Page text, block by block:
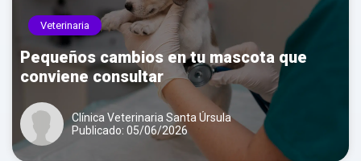
Veterinaria
Pequeños cambios en tu mascota que
conviene consultar
Clínica Veterinaria Santa Úrsula
Publicado: 05/06/2026